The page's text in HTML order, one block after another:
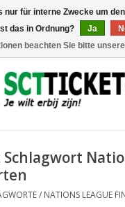
/ NATIONS LEAGUE
nur für interne Zwecke um
Ist das in Ordnung?
Ja
beachten Sie bitte